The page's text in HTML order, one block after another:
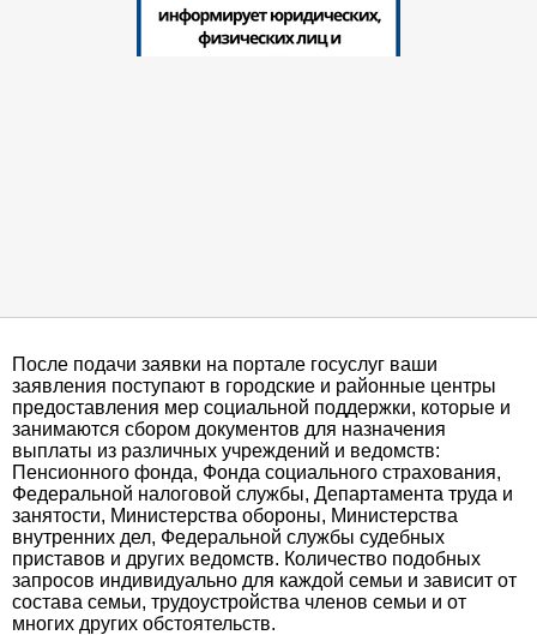
После подачи заявки на портале госуслуг ваши
заявления поступают в городские и районные центры
предоставления мер социальной поддержки, которые и
занимаются сбором документов для назначения
выплаты из различных учреждений и ведомств:
Пенсионного фонда, Фонда социального страхования,
Федеральной налоговой службы, Департамента труда и
занятости, Министерства обороны, Министерства
внутренних дел, Федеральной службы судебных
приставов и других ведомств. Количество подобных
запросов индивидуально для каждой семьи и зависит от
состава семьи, трудоустройства членов семьи и от
многих других обстоятельств.